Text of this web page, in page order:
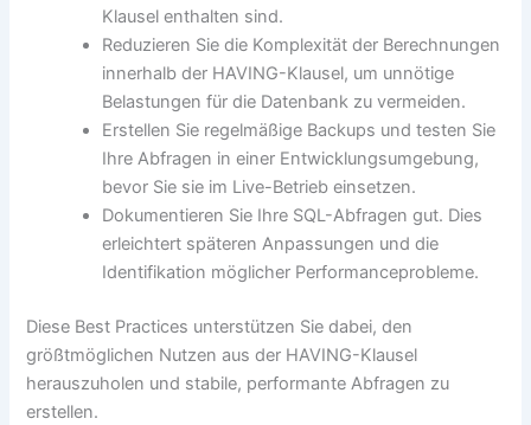
Klausel enthalten sind.
Reduzieren Sie die Komplexität der Berechnungen
innerhalb der HAVING-Klausel, um unnötige
Belastungen für die Datenbank zu vermeiden.
Erstellen Sie regelmäßige Backups und testen Sie
Ihre Abfragen in einer Entwicklungsumgebung,
bevor Sie sie im Live-Betrieb einsetzen.
Dokumentieren Sie Ihre SQL-Abfragen gut. Dies
erleichtert späteren Anpassungen und die
Identifikation möglicher Performanceprobleme.
Diese Best Practices unterstützen Sie dabei, den
größtmöglichen Nutzen aus der HAVING-Klausel
herauszuholen und stabile, performante Abfragen zu
erstellen.